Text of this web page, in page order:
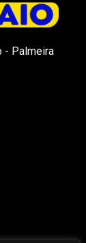
- Palmeira